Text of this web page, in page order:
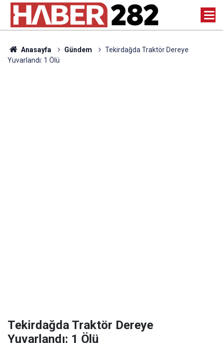
Anasayfa Gündem
Tekirdağda Traktör Dereye
Yuvarlandı: 1 Ölü
Tekirdağda Traktör Dereye
Yuvarlandı: 1 Ölü